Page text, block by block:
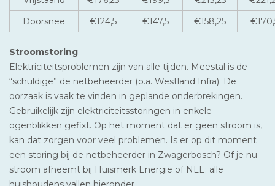
Doorsnee
€124,5 €147,5 €158,25
Stroomstoring
Elektriciteitsproblemen zijn van alle tijden. Meestal is de
“schuldige” de netbeheerder (o.a. Westland Infra). De
oorzaak is vaak te vinden in geplande onderbrekingen.
Gebruikelijk zijn elektriciteitsstoringen in enkele
ogenblikken gefixt. Op het moment dat er geen stroom is,
kan dat zorgen voor veel problemen. Is er op dit moment
een storing bij de netbeheerder in Zwagerbosch? Of je nu
stroom afneemt bij Huismerk Energie of NLE: alle